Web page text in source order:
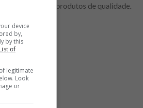
com produtos de qualidade.
device
by,
by this
List of
legitimate
Look
or